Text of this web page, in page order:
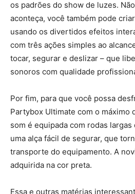
os padrões do show de luzes.
aconteça, você também pode
usando os divertidos efeitos
com três ações simples ao
tocar, segurar e deslizar – que
sonoros com qualidade
Por fim, para que você possa
Partybox Ultimate com o máximo
som é equipada com rodas
uma alça fácil de segurar, que
transporte do equipamento. A
adquirida na cor preta.
Essa e outras matérias